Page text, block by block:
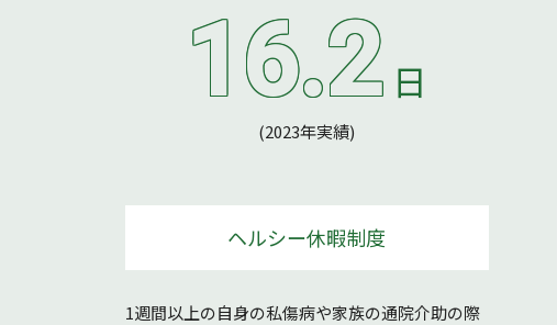
16.2 日
(2023年実績)
ヘルシー休暇制度
1週間以上の自身の私傷病や家族の通院介助の際